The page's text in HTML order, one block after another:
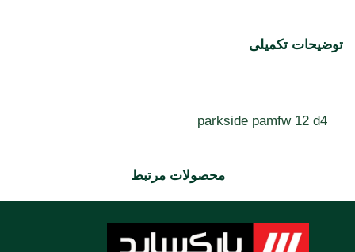
توضیحات تکمیلی
parkside pamfw 12 d4
محصولات مرتبط